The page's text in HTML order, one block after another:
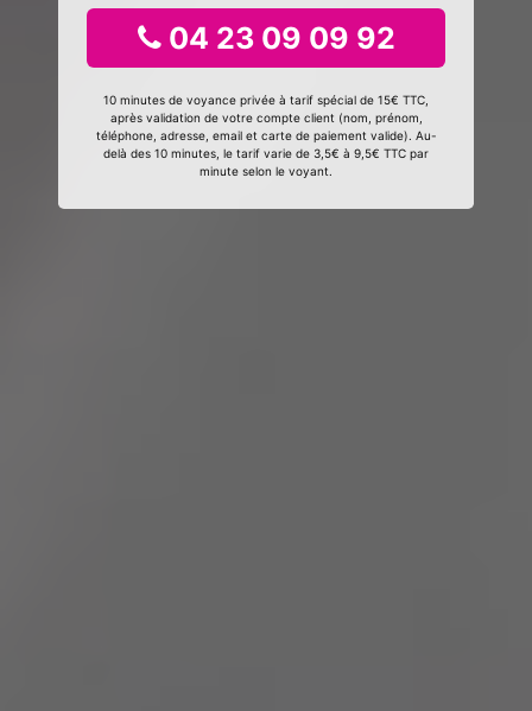
04 23 09 09 92
10 minutes de voyance privée à tarif spécial de 15€ TTC,
après validation de votre compte client (nom, prénom,
téléphone, adresse, email et carte de paiement valide). Au-
delà des 10 minutes, le tarif varie de 3,5€ à 9,5€ TTC par
minute selon le voyant.